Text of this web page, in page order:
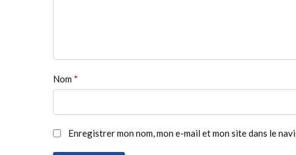
Nom *
Enregistrer mon nom, mon e-mail et mon site dans le